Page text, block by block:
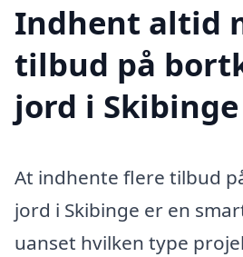
Indhent altid
tilbud på
jord i Skibinge
At indhente flere tilbud
jord i Skibinge er en
uanset hvilken type